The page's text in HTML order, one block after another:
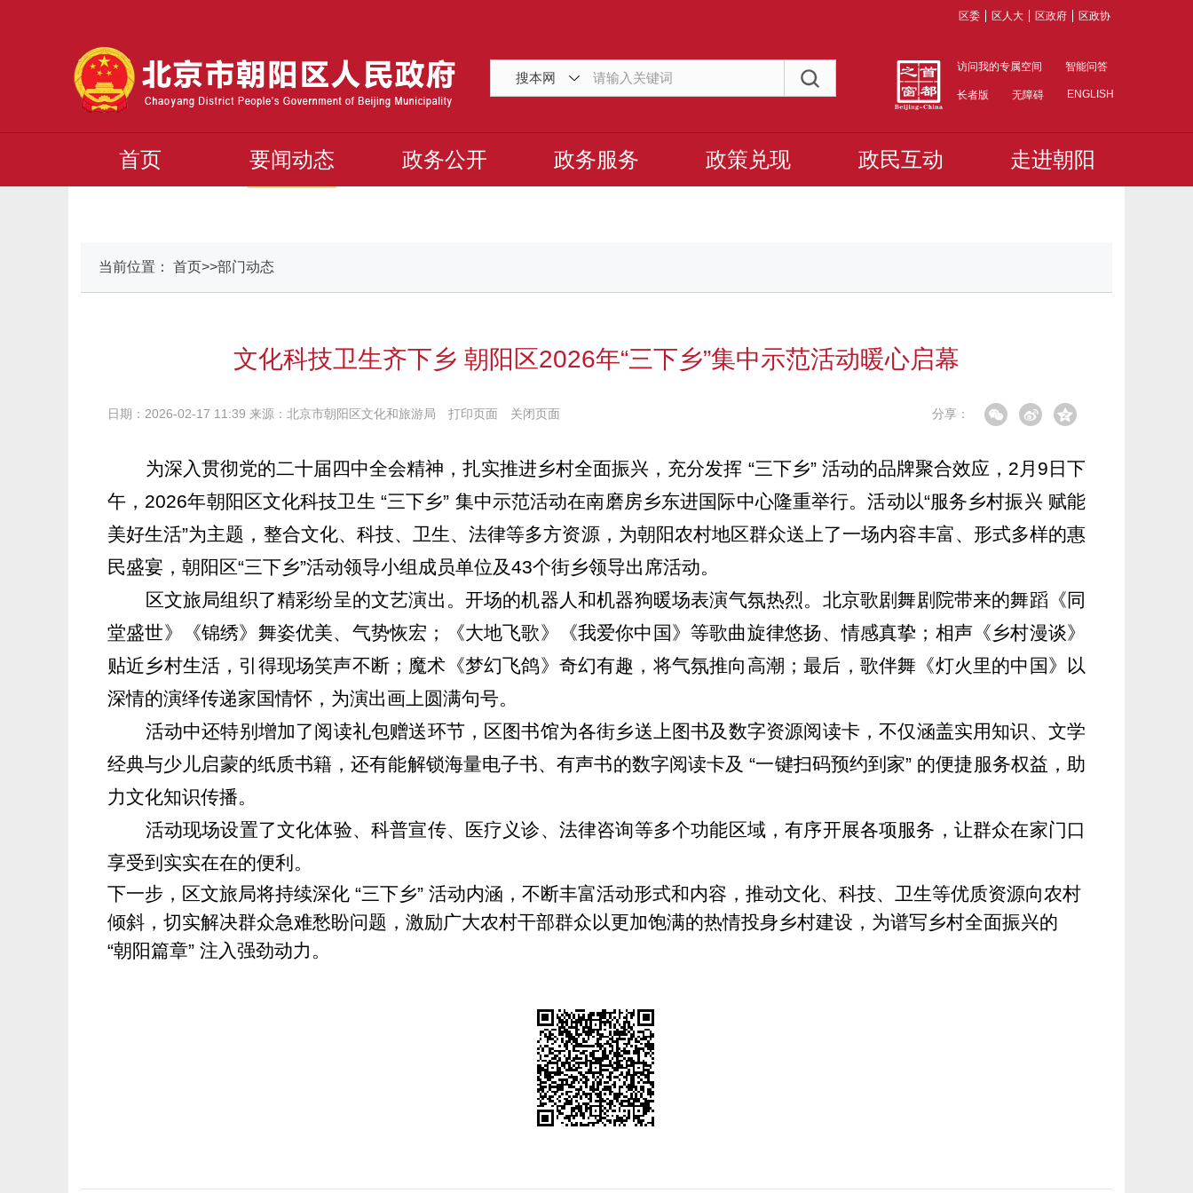
区委 区人大 区政府 区政协
搜本网
访问我的专属空间 智能问答
长者版 无障碍 ENGLISH
首页 要闻动态 政务公开 政务服务 政策兑现 政民互动 走进朝阳
当前位置： 首页>>部门动态
文化科技卫生齐下乡 朝阳区2026年“三下乡”集中示范活动暖心启幕
分享：
日期：2026-02-17 11:39 来源：北京市朝阳区文化和旅游局 打印页面 关闭页面
为深入贯彻党的二十届四中全会精神，扎实推进乡村全面振兴，充分发挥 “三下乡” 活动的品牌聚合效应，2月9日下
午，2026年朝阳区文化科技卫生 “三下乡” 集中示范活动在南磨房乡东进国际中心隆重举行。活动以“服务乡村振兴 赋能
美好生活”为主题，整合文化、科技、卫生、法律等多方资源，为朝阳农村地区群众送上了一场内容丰富、形式多样的惠
民盛宴， 朝阳区“三下乡”活动领导小组成员单位及43个街乡领导出席活动。
区文旅局组织了精彩纷呈的文艺演出 。开场的机器人和机器狗暖场表演气氛热烈。 北京歌剧舞剧院带来的舞蹈《同
堂盛世》《锦绣》舞姿优美、气势恢宏；《大地飞歌》《我爱你中国》等歌曲旋律悠扬、情感真挚；相声《乡村漫谈》
贴近乡村生活，引得现场笑声不断；魔术《梦幻飞鸽》奇幻有趣，将气氛推向高潮；最后，歌伴舞《灯火里的中国》以
深情的演绎传递家国情怀，为演出画上圆满句号。
活动中还特别 增加了阅读礼包赠送环节， 区图书馆为各街乡送上图书及数字资源阅读卡，不仅涵盖实用知识、文学
经典与少儿启蒙的纸质书籍，还有能解锁海量电子书、有声书的数字阅读卡及 “一键扫码预约到家” 的便捷服务权益 ，助
力文化知识传播。
活动现场设置了文化体验、科普宣传、医疗义诊、法律咨询等多个功能区域，有序开展各项服务，让群众在家门口
享受到实实在在的便利。
下一步， 区文旅局将持续深化 “三下乡” 活动内涵，不断丰富活动形式和内容，推动文化、科技、卫生等优质资源向农村
倾斜，切实解决群众急难愁盼问题，激励广大农村干部群众以更加饱满的热情投身乡村建设，为谱写乡村全面振兴的
“朝阳篇章” 注入强劲动力。